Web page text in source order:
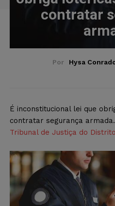
contratar
Por Hysa
É inconstitucional lei que
contratar segurança
Tribunal de Justiça do